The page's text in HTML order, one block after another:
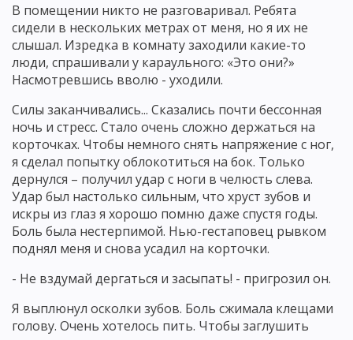
В помещении никто не разговаривал. Ребята
сидели в нескольких метрах от меня, но я их не
слышал. Изредка в комнату заходили какие-то
люди, спрашивали у караульного: «Это они?»
Насмотревшись вволю - уходили.
Силы заканчивались... Сказались почти бессонная
ночь и стресс. Стало очень сложно держаться на
корточках. Чтобы немного снять напряжение с ног,
я сделал попытку облокотиться на бок. Только
дернулся – получил удар с ноги в челюсть слева.
Удар был настолько сильным, что хруст зубов и
искры из глаз я хорошо помню даже спустя годы.
Боль была нестерпимой. Нью-гестаповец рывком
поднял меня и снова усадил на корточки.
- Не вздумай дергаться и засыпать! - пригрозил он.
Я выплюнул осколки зубов. Боль сжимала клещами
голову. Очень хотелось пить. Чтобы заглушить